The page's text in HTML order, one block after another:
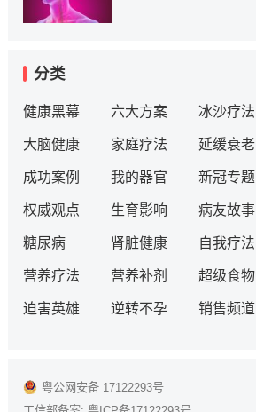
分类
健康黑幕 六大方案 冰沙疗法
大脑健康 家庭疗法 延缓衰老
成功案例 我的器官 新冠专题
权威观点 生育影响 病友故事
糖尿病 肾脏健康 自我疗法
营养疗法 营养补剂 超级食物
迫害英雄 逆转不孕 销售频道
粤公网安备 17122293号